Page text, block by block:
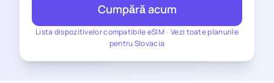
Lista dispozitivelor compatibile eSIM- Vezi toate planurile
pentru Slovacia
Cumpără acum